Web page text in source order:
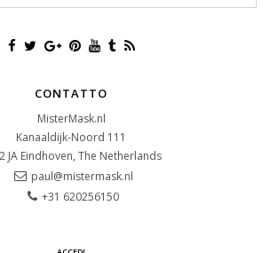
CONTATTO
MisterMask.nl
Kanaaldijk-Noord 111
JA Eindhoven, The Netherlands
paul@mistermask.nl
+31 620256150